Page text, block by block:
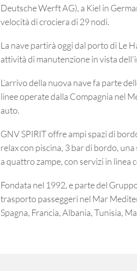
Deutsche Werft AG), a Kiel in
velocità di crociera di 29 nodi.
La nave partirà oggi dal porto di Le
attività di manutenzione in vista
L’arrivo della nuova nave fa parte
linee operate dalla Compagnia nel
auto.
GNV SPIRIT offre ampi spazi di
relax con piscina, 3 bar di bordo,
a quattro zampe, con servizi in linea
Fondata nel 1992, e parte del
trasporto passeggeri nel Mar
Spagna, Francia, Albania, Tunisia,